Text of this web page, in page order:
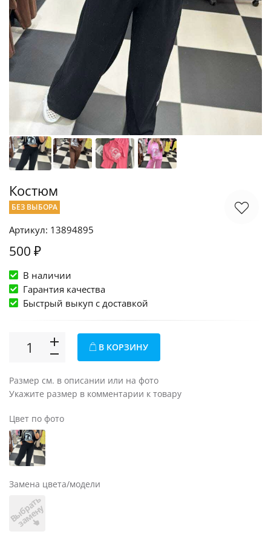
Костюм
БЕЗ ВЫБОРА
Артикул: 13894895
500 ₽
В наличии
Гарантия качества
Быстрый выкуп c доставкой
В КОРЗИНУ
Размер см. в описании или на фото
Укажите размер в комментарии к товару
Цвет по фото
Замена цвета/модели
В
ы
б
р
а
т
ь
з
а
м
е
н
у